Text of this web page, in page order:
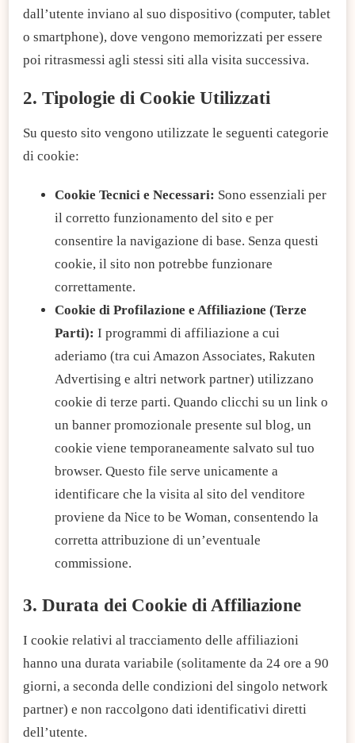
dall’utente inviano al suo dispositivo (computer, tablet
o smartphone), dove vengono memorizzati per essere
poi ritrasmessi agli stessi siti alla visita successiva.
2. Tipologie di Cookie Utilizzati
Su questo sito vengono utilizzate le seguenti categorie
di cookie:
Cookie Tecnici e Necessari: Sono essenziali per
il corretto funzionamento del sito e per
consentire la navigazione di base. Senza questi
cookie, il sito non potrebbe funzionare
correttamente.
Cookie di Profilazione e Affiliazione (Terze
Parti): I programmi di affiliazione a cui
aderiamo (tra cui Amazon Associates, Rakuten
Advertising e altri network partner) utilizzano
cookie di terze parti. Quando clicchi su un link o
un banner promozionale presente sul blog, un
cookie viene temporaneamente salvato sul tuo
browser. Questo file serve unicamente a
identificare che la visita al sito del venditore
proviene da Nice to be Woman, consentendo la
corretta attribuzione di un’eventuale
commissione.
3. Durata dei Cookie di Affiliazione
I cookie relativi al tracciamento delle affiliazioni
hanno una durata variabile (solitamente da 24 ore a 90
giorni, a seconda delle condizioni del singolo network
partner) e non raccolgono dati identificativi diretti
dell’utente.